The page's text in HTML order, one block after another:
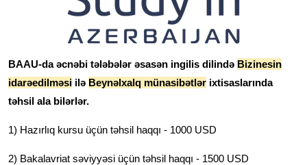
BAAU-da əcnəbi tələbələr əsasən ingilis dilində Bizinesin
idarəedilməsi ilə Beynəlxalq münasibətlər ixtisaslarında
təhsil ala bilərlər.
1) Hazırlıq kursu üçün təhsil haqqı - 1000 USD
2) Bakalavriat səviyyəsi üçün təhsil haqqı - 1500 USD